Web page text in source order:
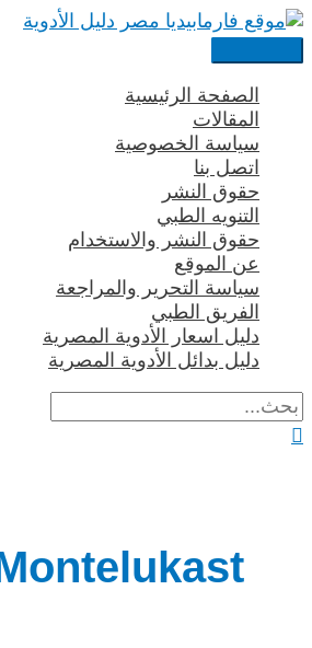
تخطي
إلى
المحتوىالقائمة
الرئيسية
الصفحة الرئيسية
المقالات
سياسة الخصوصية
اتصل بنا
حقوق النشر
التنويه الطبي
حقوق النشر والاستخدام
عن الموقع
سياسة التحرير والمراجعة
الفريق الطبي
دليل اسعار الأدوية المصرية
دليل بدائل الأدوية المصرية
البحث
عن: